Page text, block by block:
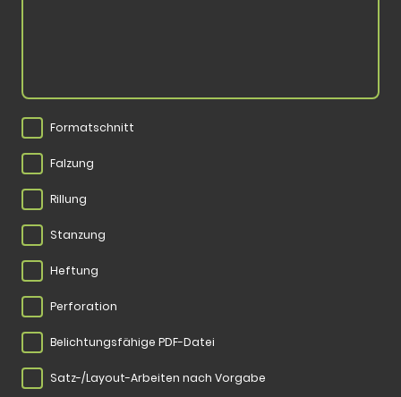
Formatschnitt
Falzung
Rillung
Stanzung
Heftung
Perforation
Belichtungsfähige PDF-Datei
Satz-/Layout-Arbeiten nach Vorgabe